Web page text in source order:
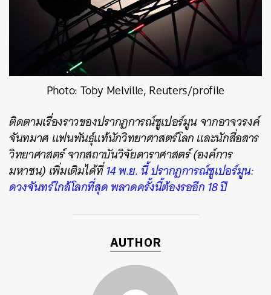
Photo: Toby Melville, Reuters/profile
ติดตามเรื่องราวของปรากฏการณ์ซูเปอร์มูน จากอาจวรงค์
จันทมาศ แฟนพันธุ์แท้นักวิทยาศาสตร์โลก และนักสื่อสาร
วิทยาศาสตร์ จากสถาบันวิจัยดาราศาสตร์ (องค์การ
มหาชน) เพิ่มเติมได้ที่14 พ.ย. นี้ ปรากฏการณ์ซูเปอร์มูน:
ดวงจันทร์ใกล้โลกที่สุด พลาดครั้งนี้ต้องรออีก 18 ปี
AUTHOR